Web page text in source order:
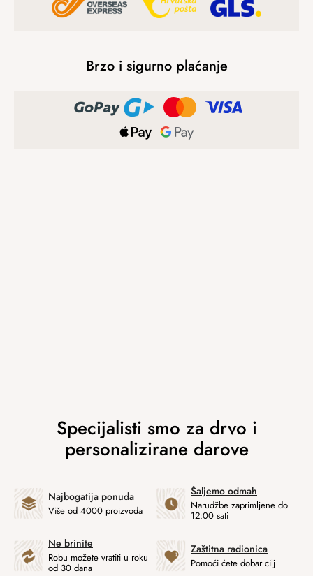
Brzo i sigurno plaćanje
Najbogatija ponuda
Više od 4000 proizvoda
Šaljemo odmah
Narudžbe zaprimljene do
12:00 sati
Ne brinite
Robu možete vratiti u roku
od 30 dana
Zaštitna radionica
Pomoći ćete dobar cilj